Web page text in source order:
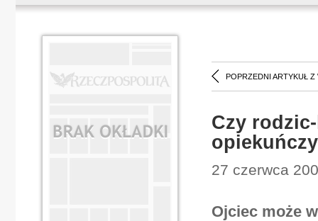
POPRZEDNI ARTYKUŁ Z
Czy
opiekuńczy
27 czerwca
Ojciec może